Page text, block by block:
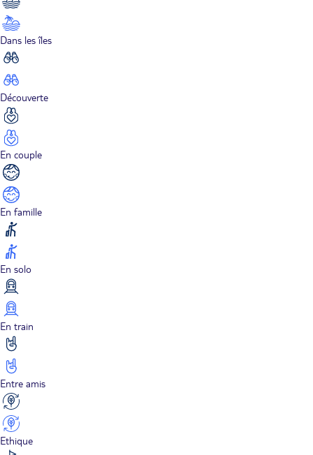
Dans les îles
Découverte
En couple
En famille
En solo
En train
Entre amis
Ethique